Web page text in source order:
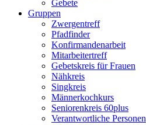
Gebete
Gruppen
Zwergentreff
Pfadfinder
Konfirmandenarbeit
Mitarbeitertreff
Gebetskreis für Frauen
Nähkreis
Singkreis
Männerkochkurs
Seniorenkreis 60plus
Verantwortliche Personen